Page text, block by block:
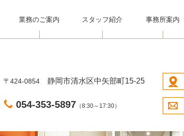
業務のご案内 スタッフ紹介 事務所案内
〒424-0854 静岡市清水区中矢部町15-25
054-353-5897 （8:30～17:30）